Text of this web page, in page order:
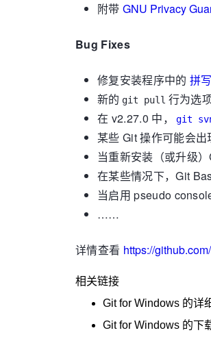
附带 GNU Privacy
Bug Fixes
修复安装程序中的 拼
新的 git pull 行为选
在 v2.27.0 中，
git
某些 Git 操作可能会出
当重新安装（或升级
在某些情况下，Git
当启用 pseudo
……
详情查看 https://
相关链接
Git for Windows 的详
Git for Windows 的下